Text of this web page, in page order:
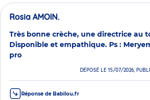
Rosia AMOIN.
Très bonne crèche, une directrice au
Disponible et empathique. Ps :
pro
DÉPOSÉ LE 15/07/2026,
Réponse de Babilou.fr